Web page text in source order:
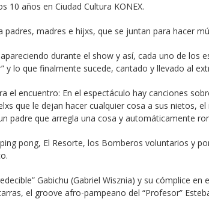
10 años en Ciudad Cultura KONEX.
madres e hijxs, que se juntan para hacer
durante el show y así, cada uno de
y lo que finalmente sucede, cantado y llevado al
el encuentro: En el espectáculo hay canciones
que le dejan hacer cualquier cosa a sus nietos,
padre que arregla una cosa y automáticamente
pong, El Resorte, los Bomberos voluntarios y
Gabichu (Gabriel Wisznia) y su cómplice
el groove afro-pampeano del “Profesor”